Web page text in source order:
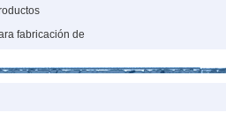
fabricación de